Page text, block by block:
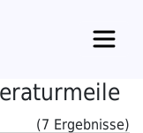
(7 Ergebnisse)